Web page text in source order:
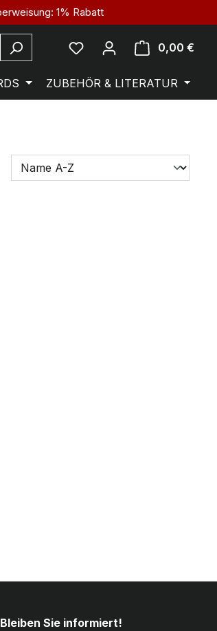
1% Rabatt
0,00 €
ZUBEHÖR & LITERATUR
Bleiben Sie informiert!